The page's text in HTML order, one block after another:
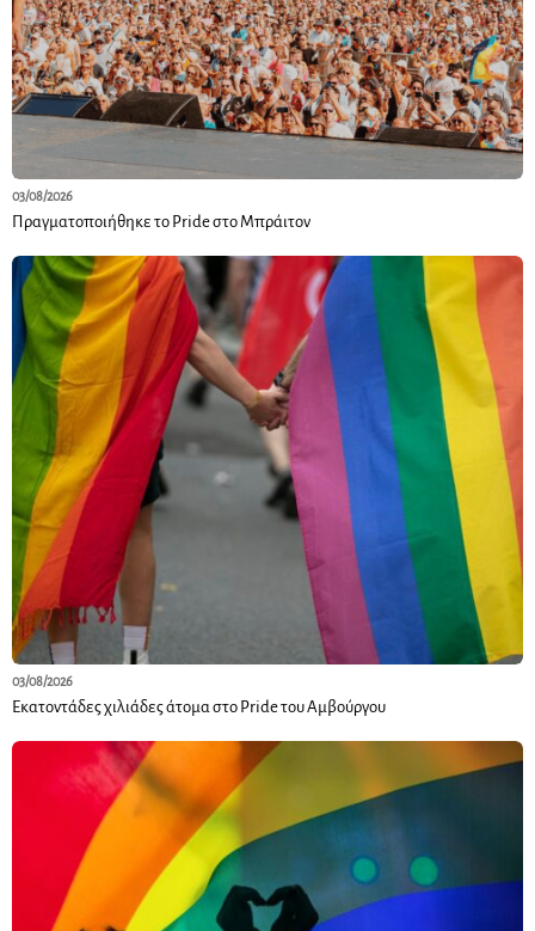
03/08/2026
Πραγματοποιήθηκε το Pride στο Μπράιτον
03/08/2026
Εκατοντάδες χιλιάδες άτομα στο Pride του Αμβούργου